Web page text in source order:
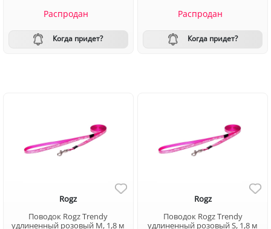
Распродан
Когда придет?
Распродан
Когда придет?
Rogz
Поводок Rogz Trendy
удлиненный розовый М, 1,8 м
Rogz
Поводок Rogz Trendy
удлиненный розовый S, 1,8 м